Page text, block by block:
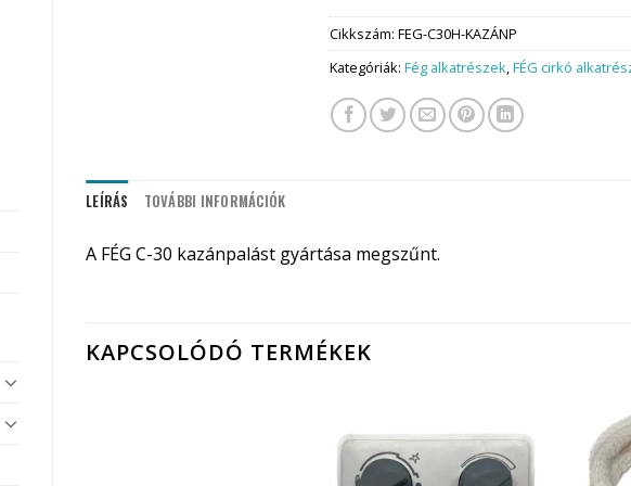
Cikkszám: FEG-C30H-KAZÁNP
Kategóriák: Fég alkatrészek,FÉG cirkó
LEÍRÁS TOVÁBBI INFORMÁCIÓK
A FÉG C-30 kazánpalást gyártása megszűnt.
KAPCSOLÓDÓ TERMÉKEK